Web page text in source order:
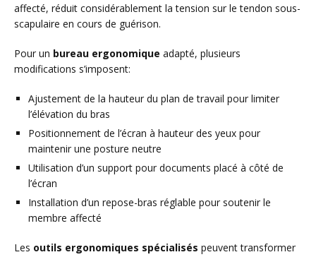
affecté, réduit considérablement la tension sur le tendon sous-
scapulaire en cours de guérison.
Pour un bureau ergonomique adapté, plusieurs
modifications s’imposent:
Ajustement de la hauteur du plan de travail pour limiter
l’élévation du bras
Positionnement de l’écran à hauteur des yeux pour
maintenir une posture neutre
Utilisation d’un support pour documents placé à côté de
l’écran
Installation d’un repose-bras réglable pour soutenir le
membre affecté
Les outils ergonomiques spécialisés peuvent transformer